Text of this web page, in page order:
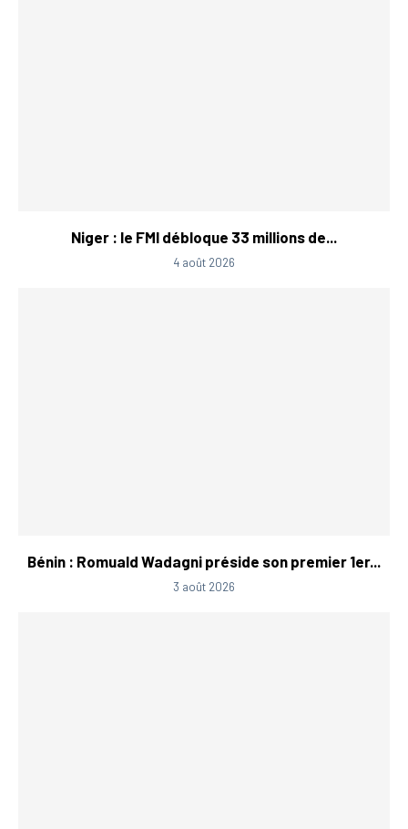
Niger : le FMI débloque 33 millions de...
4 août 2026
Bénin : Romuald Wadagni préside son premier 1er...
3 août 2026